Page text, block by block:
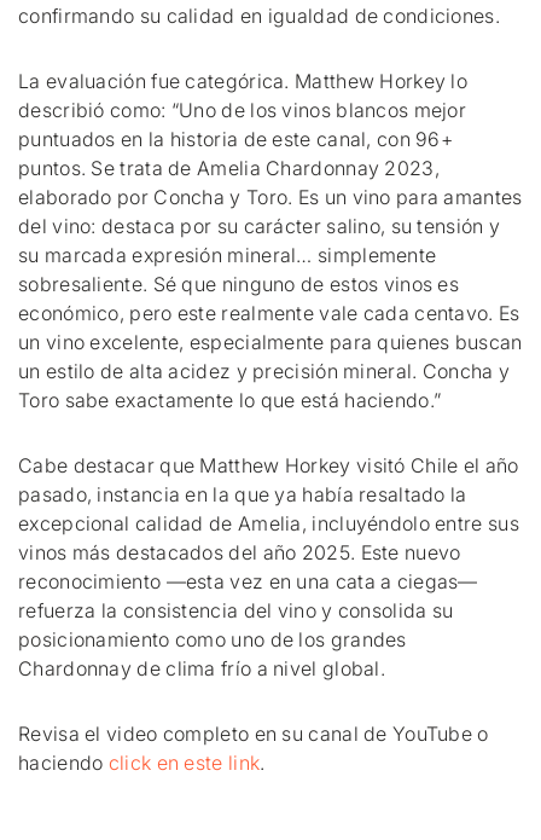
confirmando su calidad en igualdad de condiciones.
La evaluación fue categórica. Matthew Horkey lo
describió como: “Uno de los vinos blancos mejor
puntuados en la historia de este canal, con 96+
puntos. Se trata de Amelia Chardonnay 2023,
elaborado por Concha y Toro. Es un vino para amantes
del vino: destaca por su carácter salino, su tensión y
su marcada expresión mineral… simplemente
sobresaliente. Sé que ninguno de estos vinos es
económico, pero este realmente vale cada centavo. Es
un vino excelente, especialmente para quienes buscan
un estilo de alta acidez y precisión mineral. Concha y
Toro sabe exactamente lo que está haciendo.”
Cabe destacar que Matthew Horkey visitó Chile el año
pasado, instancia en la que ya había resaltado la
excepcional calidad de Amelia, incluyéndolo entre sus
vinos más destacados del año 2025. Este nuevo
reconocimiento —esta vez en una cata a ciegas—
refuerza la consistencia del vino y consolida su
posicionamiento como uno de los grandes
Chardonnay de clima frío a nivel global.
Revisa el video completo en su canal de YouTube o
haciendo click en este link.